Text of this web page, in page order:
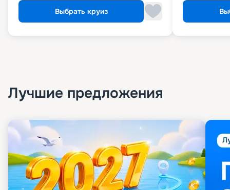
Выбрать круиз
Лучшие предложения